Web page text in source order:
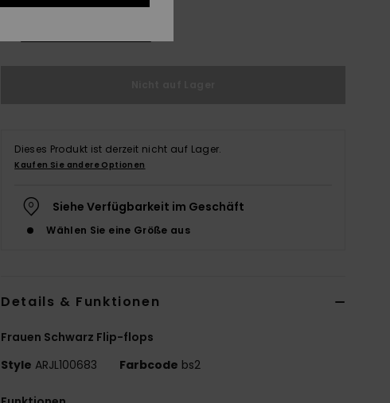
Dieses Produkt ist derzeit nicht auf Lager.
Kaufen Sie andere Optionen
Siehe Verfügbarkeit im Geschäft
Wählen Sie eine Größe aus
Details & Funktionen
Frauen Schwarz Flip-flops
Style ARJL100683 Farbcode bs2